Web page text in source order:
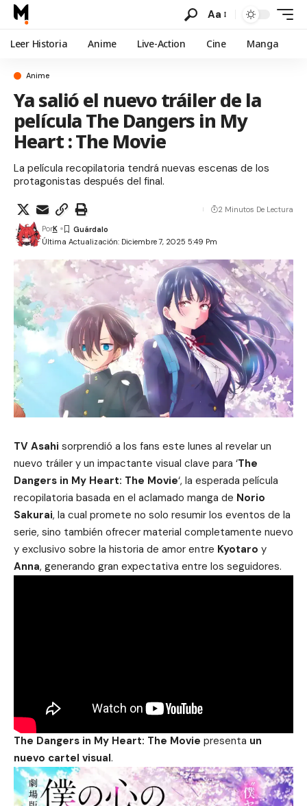
Aa
Leer Historia Anime Live-Action Cine Manga
Anime
Ya salió el nuevo tráiler de la
película The Dangers in My
Heart : The Movie
La película recopilatoria tendrá nuevas escenas de los
protagonistas después del final.
Última Actualización: Diciembre 7, 2025 5:49 Pm
PorK
2 Minutos De Lectura
TV Asahi sorprendió a los fans este lunes al revelar un
nuevo tráiler y un impactante visual clave para ‘The
Dangers in My Heart: The Movie‘, la esperada película
recopilatoria basada en el aclamado manga de Norio
Sakurai, la cual promete no solo resumir los eventos de la
serie, sino también ofrecer material completamente nuevo
y exclusivo sobre la historia de amor entre Kyotaro y
Anna, generando gran expectativa entre los seguidores.
The Dangers in My Heart: The Movie presenta un
nuevo cartel visual.